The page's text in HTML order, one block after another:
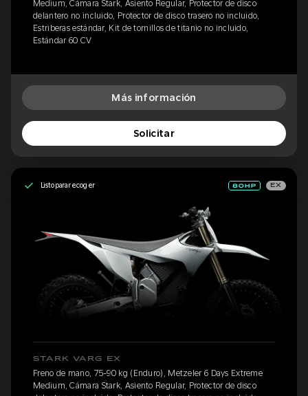
Medium, Cámara Stark, Asiento Regular, Protector de disco
delantero no incluido, Protector de disco trasero no incluido,
Estriberas estándar, Kit de tornillos de titanio no incluido,
Estándar 60 CV
Más información
Solicitar
Listo para recoger EX
STARK VARG EX
Freno de mano, 75-90 kg (Enduro), Metzeler 6 Days Extreme
Medium, Cámara Stark, Asiento Regular, Protector de disco